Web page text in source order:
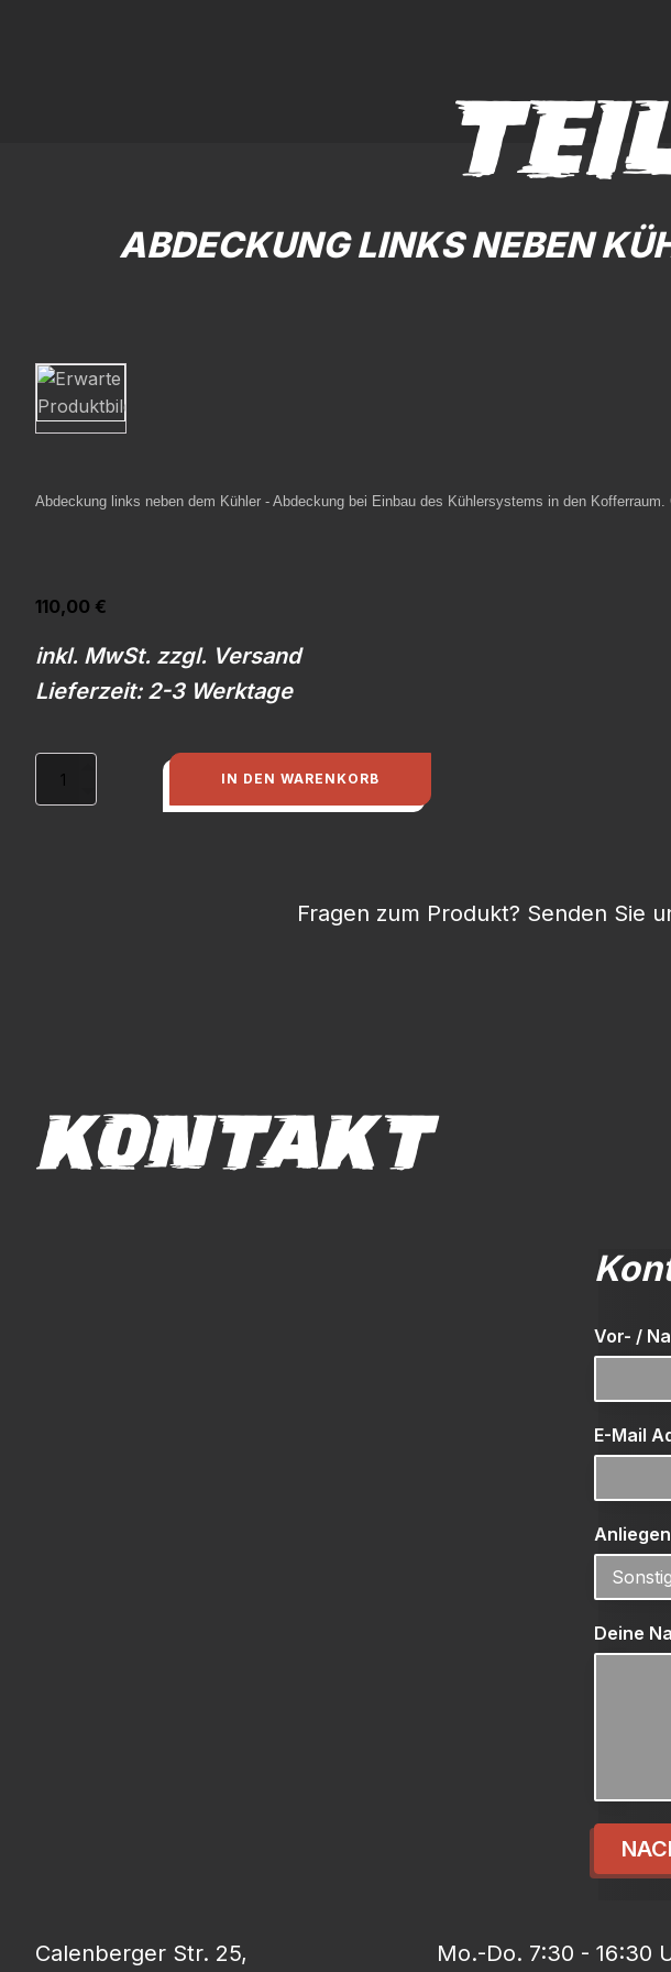
ABDECKUNG LINKS NEBEN
Abdeckung links neben dem Kühler - Abdeckung bei Einbau des Kühlersystems in den Kofferraum.
110,00 €
inkl. MwSt. zzgl. Versand
Lieferzeit: 2-3 Werktage
Abdeckung
IN DEN WARENKORB
Fragen zum Produkt? Senden Sie
KONTAKT
Vor- /
E-Mail
Anliegen
Deine
Calenberger Str. 25, Mo.-Do. 7:30 - 16:30